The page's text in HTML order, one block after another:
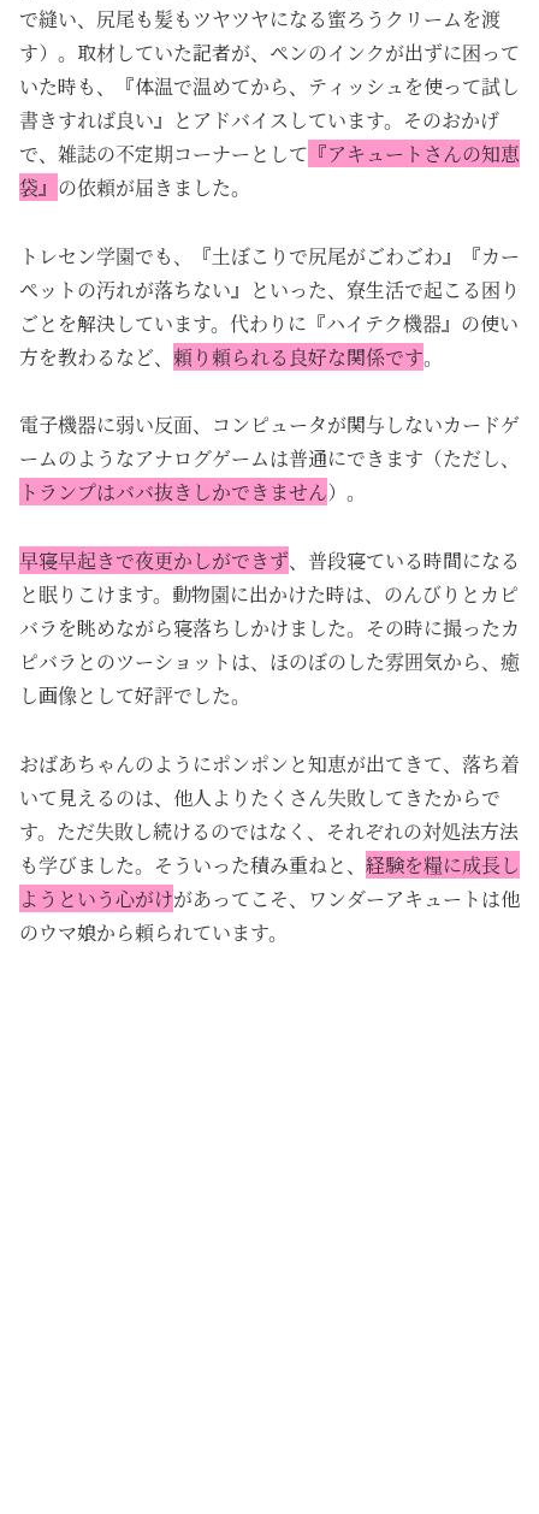
で縫い、尻尾も髪もツヤツヤになる蜜ろうクリームを渡
す）。取材していた記者が、ペンのインクが出ずに困って
いた時も、『体温で温めてから、ティッシュを使って試し
書きすれば良い』とアドバイスしています。そのおかげ
で、雑誌の不定期コーナーとして 『アキュートさんの知恵
袋』 の依頼が届きました。
トレセン学園でも、『土ぼこりで尻尾がごわごわ』『カー
ペットの汚れが落ちない』といった、寮生活で起こる困り
ごとを解決しています。代わりに『ハイテク機器』の使い
方を教わるなど、 頼り頼られる良好な関係です。
電子機器に弱い反面、コンピュータが関与しないカードゲ
ームのようなアナログゲームは普通にできます（ただし、
トランプはババ抜きしかできません）。
早寝早起きで夜更かしができず、普段寝ている時間になる
と眠りこけます。動物園に出かけた時は、のんびりとカピ
バラを眺めながら寝落ちしかけました。その時に撮ったカ
ピバラとのツーショットは、ほのぼのした雰囲気から、癒
し画像として好評でした。
おばあちゃんのようにポンポンと知恵が出てきて、落ち着
いて見えるのは、 他人よりたくさん失敗してきたからで
す。ただ失敗し続けるのではなく、それぞれの対処法方法
も学びました。そういった積み重ねと、 経験を糧に成長し
ようという心がけがあってこそ、ワンダーアキュートは他
のウマ娘から頼られています。